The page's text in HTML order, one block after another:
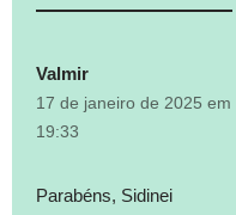
Valmir
17 de janeiro de 2025 em
19:33
Parabéns, Sidinei